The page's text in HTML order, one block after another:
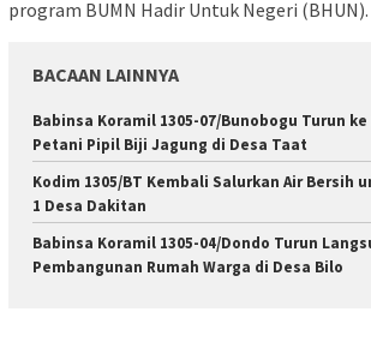
program BUMN Hadir Untuk Negeri (BHUN).
BACAAN LAINNYA
Babinsa Koramil 1305-07/Bunobogu Turun
Petani Pipil Biji Jagung di Desa Taat
Kodim 1305/BT Kembali Salurkan Air Bersih
1 Desa Dakitan
Babinsa Koramil 1305-04/Dondo Turun
Pembangunan Rumah Warga di Desa Bilo